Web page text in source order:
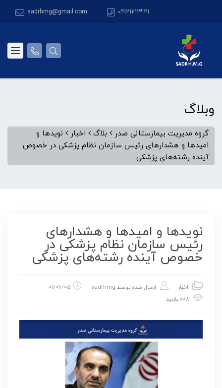
09121212421
sadrhmg@gmail.com
وبلاگ
گروه مدیریت بیمارستانی صدر بلاگ اخبار
نویدها و
امیدها و هشدارهای رئیس سازمان نظام پزشکی در خصوص
آینده رشته‌های پزشکی
نویدها و امیدها و هشدارهای
رئیس سازمان نظام پزشکی در
خصوص آینده رشته‌های پزشکی
اخبار ارسال شده توسط sadrhmg
01/06/05